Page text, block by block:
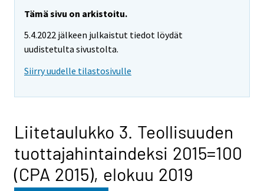
Tämä sivu on arkistoitu.
5.4.2022 jälkeen julkaistut tiedot löydät
uudistetulta sivustolta.
Siirry uudelle tilastosivulle
Liitetaulukko 3. Teollisuuden
tuottajahintaindeksi 2015=100
(CPA 2015), elokuu 2019